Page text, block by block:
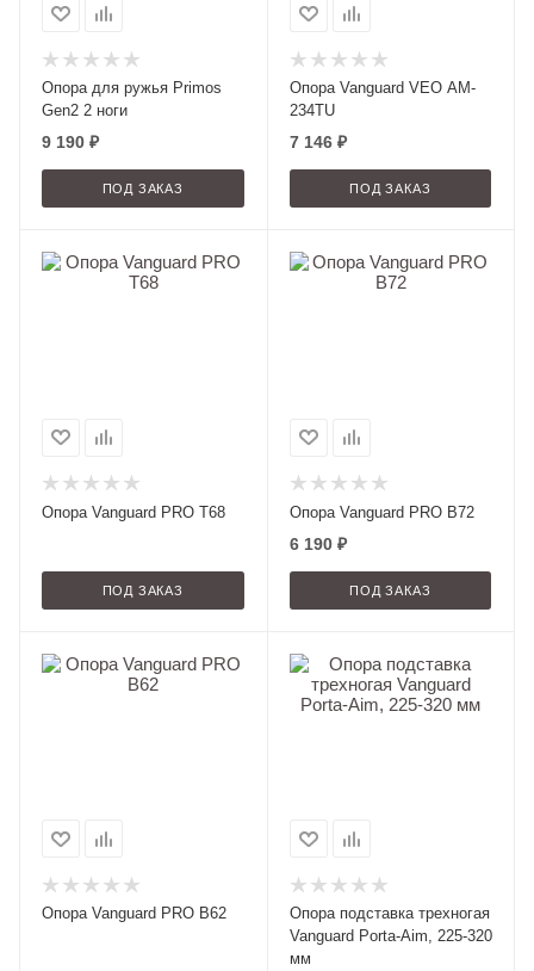
Опора для ружья Primos
Gen2 2 ноги
9 190 ₽
ПОД ЗАКАЗ
Опора Vanguard VEO AM-
234TU
7 146₽
ПОД ЗАКАЗ
Опора Vanguard PRO T68
ПОД ЗАКАЗ
Опора Vanguard PRO B72
6 190₽
ПОД ЗАКАЗ
Опора Vanguard PRO B62
Опора подставка трехногая
Vanguard Porta-Aim, 225-320
мм